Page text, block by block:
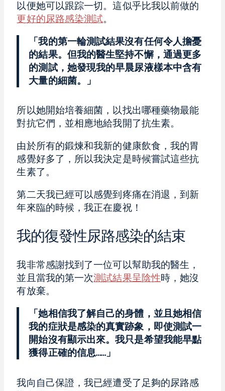
以便她可以跟踪一切。這似乎比我以前做的
更好的尿路感染測試。
「我的第一輪測試結果沒有任何令人擔憂
的結果。但我的醫生堅持不懈，通過更多
的測試，她發現我的早晨尿液樣本中含有
大量的細菌。」
所以她開始培養細菌，以找出哪種藥物最能
對抗它們，並相應地給我開了抗生素。
由於所有的鍛煉和我新的健康飲食，我的胃
感覺好多了，所以我決定是時候嘗試這些抗
生素了。
第二天我已經可以感覺到疼痛在消退，到新
年來臨的時候，我正在慶祝！
我的復發性尿路感染的結束
我非常感謝找到了一位可以幫助我的醫生，
並且當我的第一次測試結果呈陰性時，她沒
有放棄。
「她相信我了解自己的身體，並且她相信
我的症狀是感染的真實跡象，即使測試一
開始沒有顯示出來。我只是希望我能早點
獲得正確的信息……」
我向自己保證，我已經遭受了足夠的尿路感